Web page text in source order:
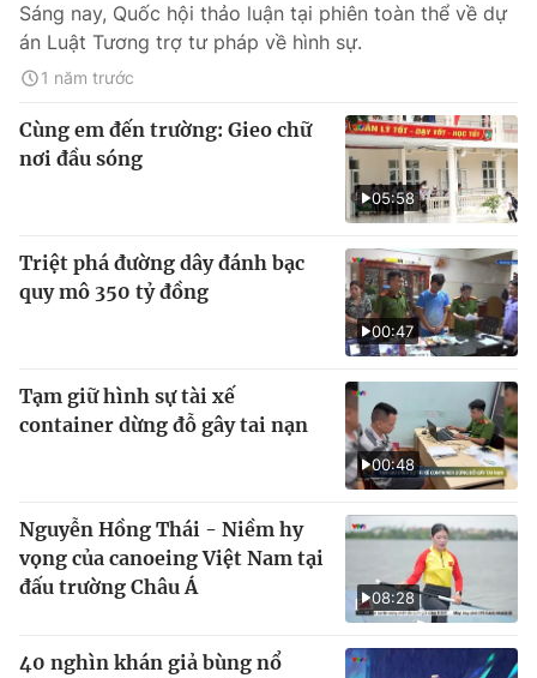
Sáng nay, Quốc hội thảo luận tại phiên toàn thể về dự
án Luật Tương trợ tư pháp về hình sự.
1 năm trước
05:58
Cùng em đến trường: Gieo chữ
nơi đầu sóng
00:47
Triệt phá đường dây đánh bạc
quy mô 350 tỷ đồng
00:48
Tạm giữ hình sự tài xế
container dừng đỗ gây tai nạn
08:28
Nguyễn Hồng Thái - Niềm hy
vọng của canoeing Việt Nam tại
đấu trường Châu Á
40 nghìn khán giả bùng nổ